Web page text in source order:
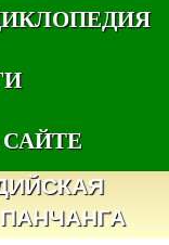
ПАНЧАНГА